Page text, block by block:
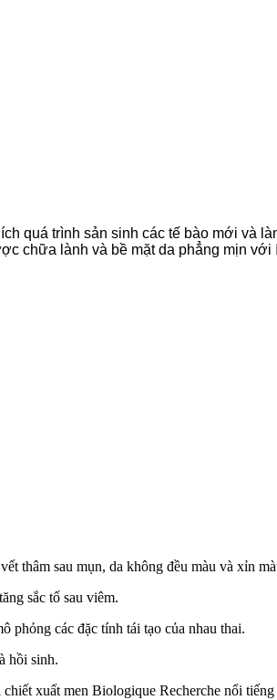
quá trình sản sinh các tế bào mới và
chữa lành và bề mặt da phẳng mịn
thâm sau mụn, da không đều màu và xỉn
sắc tố sau viêm.
phỏng các đặc tính tái tạo của nhau thai.
hồi sinh.
xuất men Biologique Recherche nổi